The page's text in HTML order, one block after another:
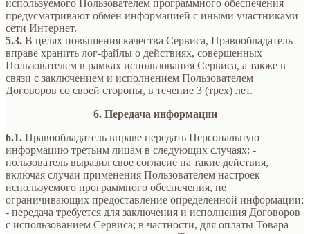
используемого Пользователем программного обеспечения
предусматривают обмен информацией с иными участниками
сети Интернет.
5.3. В целях повышения качества Сервиса, Правообладатель
вправе хранить лог-файлы о действиях, совершенных
Пользователем в рамках использования Сервиса, а также в
связи с заключением и исполнением Пользователем
Договоров со своей стороны, в течение 3 (трех) лет.
6. Передача информации
6.1. Правообладатель вправе передать Персональную
информацию третьим лицам в следующих случаях: -
пользователь выразил свое согласие на такие действия,
включая случаи применения Пользователем настроек
используемого программного обеспечения, не
ограничивающих предоставление определенной информации;
- передача требуется для заключения и исполнения Договоров
с использованием Сервиса; в частности, для оплаты Товара